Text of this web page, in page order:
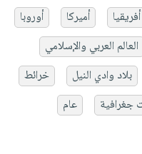
أفريقيا أميركا
أوروبا
العالم العربي والإسلامي
بلاد وادي النيل
خرائط
جغرافية عام